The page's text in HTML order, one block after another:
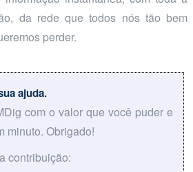
da rede que todos nós tão bem
perder.
ajuda.
com o valor que você puder e
minuto. Obrigado!
contribuição: